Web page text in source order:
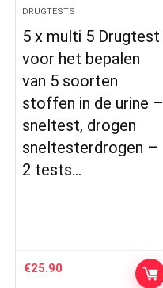
DRUGTESTS
5 x multi 5 Drugtest
voor het bepalen
van 5 soorten
stoffen in de urine –
sneltest, drogen
sneltesterdrogen –
2 tests…
€25.90